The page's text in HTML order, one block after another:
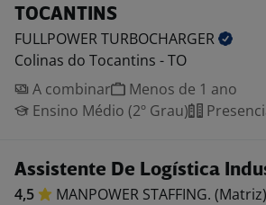
TOCANTINS
FULLPOWERTURBOCHARGER
Colinas do Tocantins - TO
A combinar
Menos de 1 ano
Ensino Médio (2º Grau)
Assistente De Logística
4,5 MANPOWER STAFFING. (Matriz)